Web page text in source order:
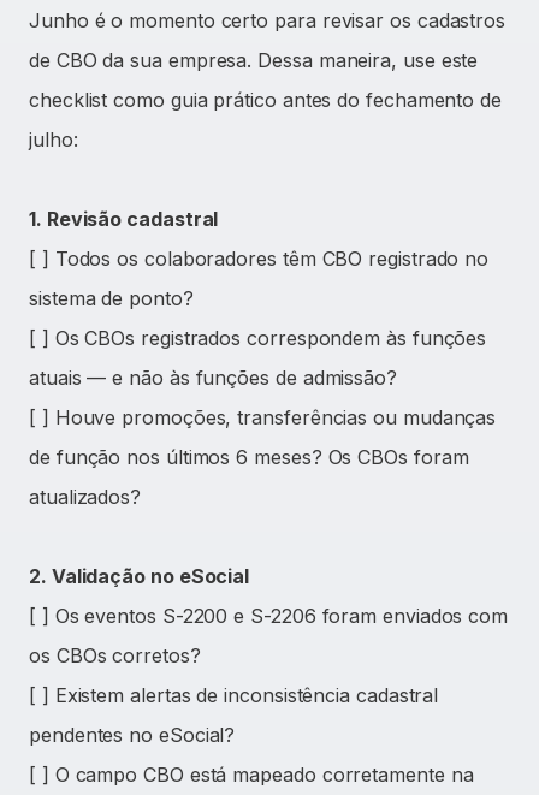
Junho é o momento certo para revisar os cadastros
de CBO da sua empresa. Dessa maneira, use este
checklist como guia prático antes do fechamento de
julho:
1. Revisão cadastral
[ ] Todos os colaboradores têm CBO registrado no
sistema de ponto?
[ ] Os CBOs registrados correspondem às funções
atuais — e não às funções de admissão?
[ ] Houve promoções, transferências ou mudanças
de função nos últimos 6 meses? Os CBOs foram
atualizados?
2. Validação no eSocial
[ ] Os eventos S-2200 e S-2206 foram enviados com
os CBOs corretos?
[ ] Existem alertas de inconsistência cadastral
pendentes no eSocial?
[ ] O campo CBO está mapeado corretamente na